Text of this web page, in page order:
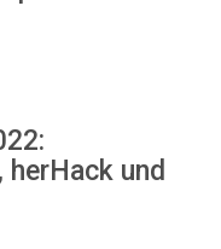
und